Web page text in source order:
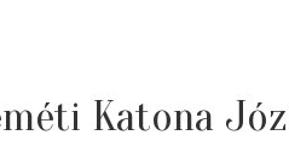
Katona